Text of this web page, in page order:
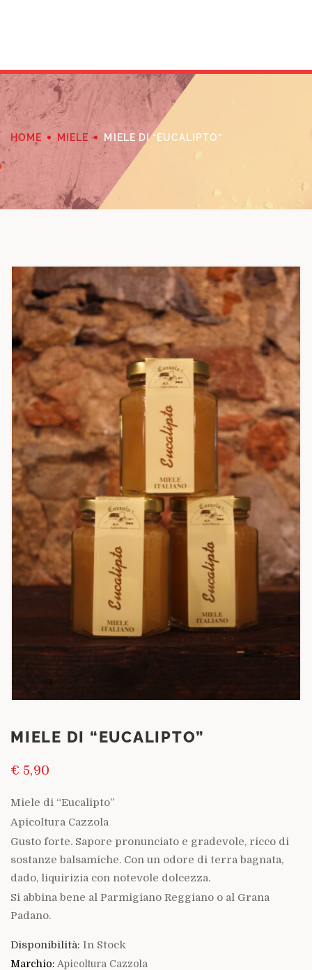
HOME MIELE MIELE DI “EUCALIPTO”
MIELE DI “EUCALIPTO”
€ 5,90
Miele di “Eucalipto”
Apicoltura Cazzola
Gusto forte. Sapore pronunciato e gradevole, ricco di
sostanze balsamiche. Con un odore di terra bagnata,
dado, liquirizia con notevole dolcezza.
Si abbina bene al Parmigiano Reggiano o al Grana
Padano.
Disponibilità: In Stock
Marchio: Apicoltura Cazzola